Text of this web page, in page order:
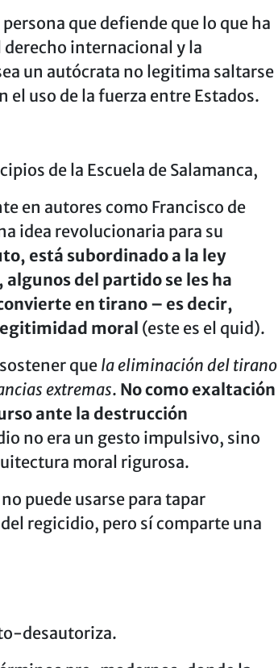
que defiende que lo que ha
derecho internacional y la
un autócrata no legitima saltarse
uso de la fuerza entre Estados.
de la Escuela de Salamanca,
en autores como Francisco de
idea revolucionaria para su
está subordinado a la ley
del partido se les ha
en tirano – es decir,
moral (este es el quid).
quela eliminación del tirano
extremas. No como exaltación
ante la destrucción
no era un gesto impulsivo, sino
moral rigurosa.
puede usarse para tapar
regicidio, pero sí comparte una
desautoriza.